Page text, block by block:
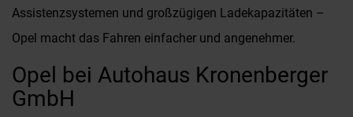
Assistenzsystemen und großzügigen Ladekapazitäten –
Opel macht das Fahren einfacher und angenehmer.
Opel bei Autohaus Kronenberger
GmbH